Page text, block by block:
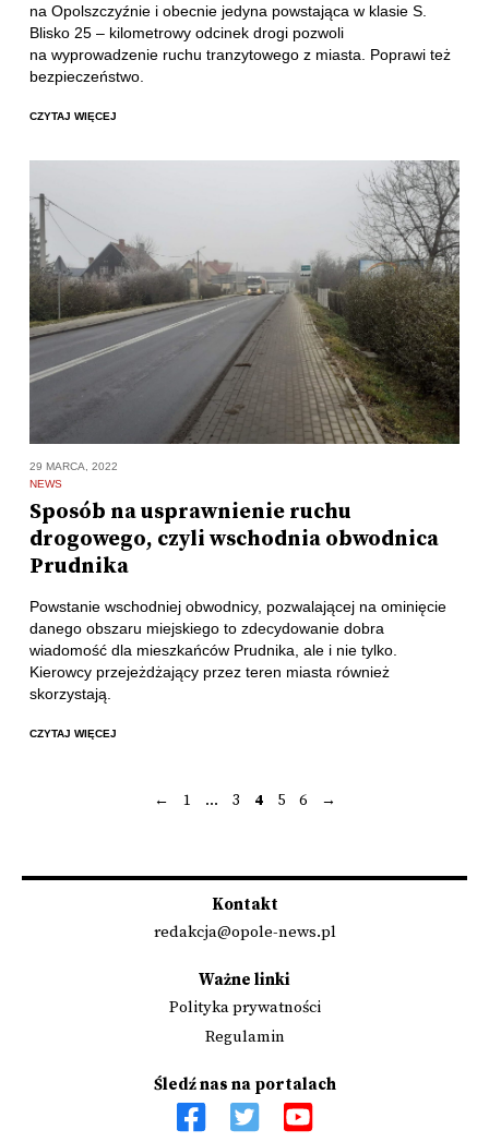
na Opolszczyźnie i obecnie jedyna powstająca w klasie S.
Blisko 25 – kilometrowy odcinek drogi pozwoli
na wyprowadzenie ruchu tranzytowego z miasta. Poprawi też
bezpieczeństwo.
CZYTAJ WIĘCEJ
29 MARCA, 2022
NEWS
Sposób na usprawnienie ruchu
drogowego, czyli wschodnia obwodnica
Prudnika
Powstanie wschodniej obwodnicy, pozwalającej na ominięcie
danego obszaru miejskiego to zdecydowanie dobra
wiadomość dla mieszkańców Prudnika, ale i nie tylko.
Kierowcy przejeżdżający przez teren miasta również
skorzystają.
CZYTAJ WIĘCEJ
Stronicowanie
wpisów
← 1 … 3 4 5 6 →
Kontakt
redakcja@opole-news.pl
Ważne linki
Polityka prywatności
Regulamin
Śledź nas na portalach